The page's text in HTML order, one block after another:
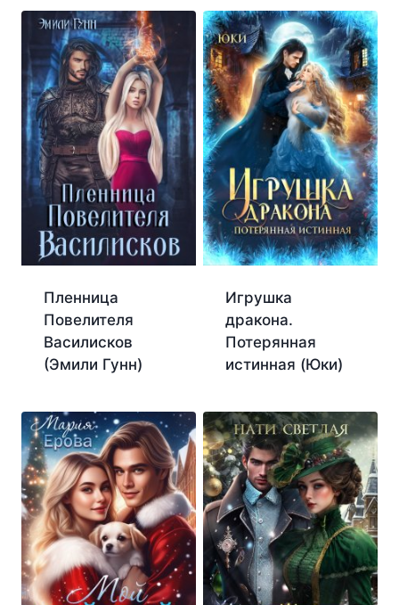
Пленница
Повелителя
Василисков
(Эмили Гунн)
Игрушка
дракона.
Потерянная
истинная (Юки)